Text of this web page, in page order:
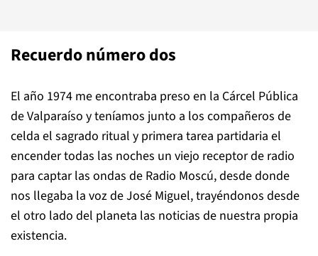
Recuerdo número dos
El año 1974 me encontraba preso en la Cárcel Pública
de Valparaíso y teníamos junto a los compañeros de
celda el sagrado ritual y primera tarea partidaria el
encender todas las noches un viejo receptor de radio
para captar las ondas de Radio Moscú, desde donde
nos llegaba la voz de José Miguel, trayéndonos desde
el otro lado del planeta las noticias de nuestra propia
existencia.